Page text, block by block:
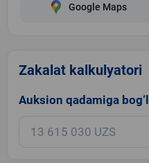
Google Maps
Zakalat kalkulyatori
Auksion qadamiga